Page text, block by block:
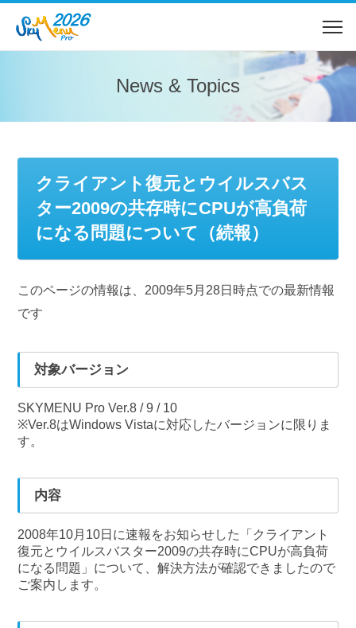
News & Topics
クライアント復元とウイルスバス
ター2009の共存時にCPUが高負荷
になる問題について（続報）
このページの情報は、2009年5月28日時点での最新情報
です
対象バージョン
SKYMENU Pro Ver.8 / 9 / 10
※Ver.8はWindows Vistaに対応したバージョンに限りま
す。
内容
2008年10月10日に速報をお知らせした「クライアント
復元とウイルスバスター2009の共存時にCPUが高負荷
になる問題」について、解決方法が確認できましたので
ご案内します。